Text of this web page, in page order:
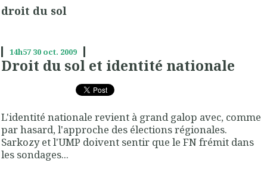
droit du sol
14h57 30 oct. 2009
Droit du sol et identité nationale
L'identité nationale revient à grand galop avec, comme
par hasard, l'approche des élections régionales.
Sarkozy et l'UMP doivent sentir que le FN frémit dans
les sondages...